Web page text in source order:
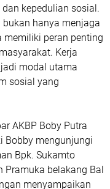
kepedulian sosial.
hanya menjaga
memiliki peran penting
Kerja
modal utama
sosial yang
AKBP Boby Putra
Bobby mengunjungi
Bpk. Sukamto
Pramuka belakang Bal
menyampaikan